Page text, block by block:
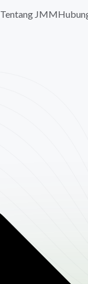
Tentang JMM